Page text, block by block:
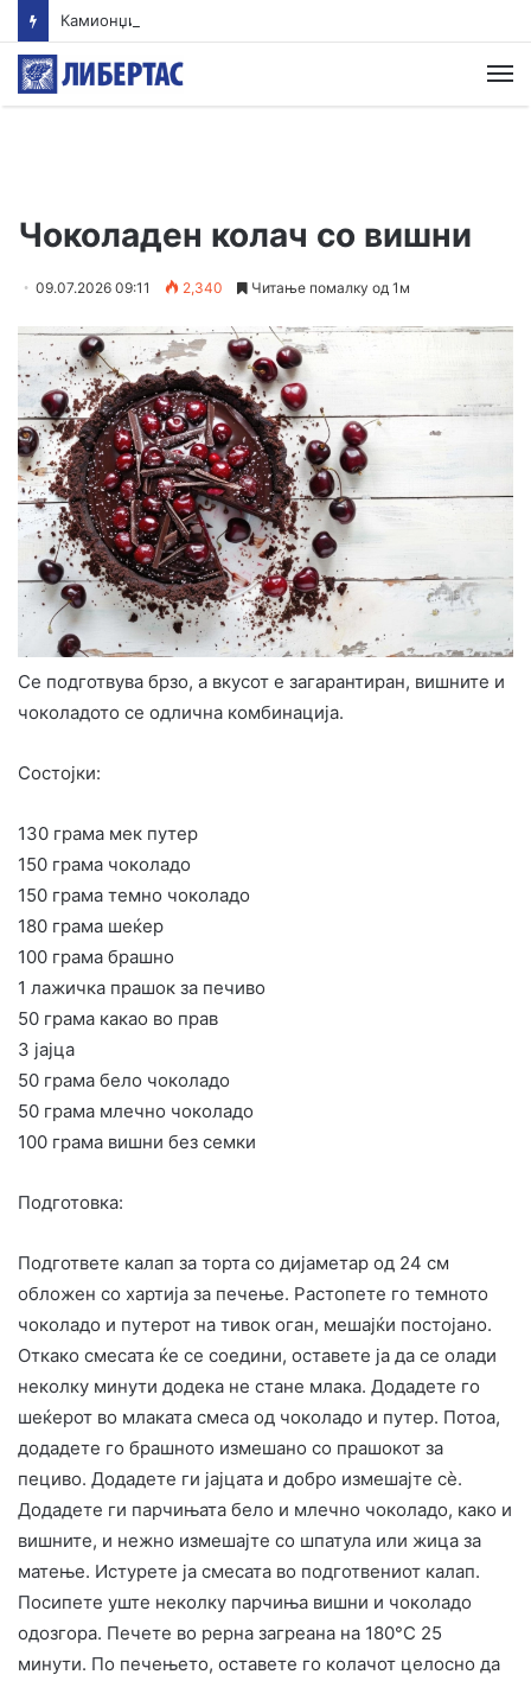
Чоколаден колач со вишни
09.07.2026 09:11 2,340 Читање помалку од 1м
Се подготвува брзо, а вкусот е загарантиран, вишните и
чоколадото се одлична комбинација.
Состојки:
130 грама мек путер
150 грама чоколадо
150 грама темно чоколадо
180 грама шеќер
100 грама брашно
1 лажичка прашок за печиво
50 грама какао во прав
3 јајца
50 грама бело чоколадо
50 грама млечно чоколадо
100 грама вишни без семки
Подготовка:
Подгответе калап за торта со дијаметар од 24 см
обложен со хартија за печење. Растопете го темното
чоколадо и путерот на тивок оган, мешајќи постојано.
Откако смесата ќе се соедини, оставете ја да се олади
неколку минути додека не стане млака. Додадете го
шеќерот во млаката смеса од чоколадо и путер. Потоа,
додадете го брашното измешано со прашокот за
пециво. Додадете ги јајцата и добро измешајте сè.
Додадете ги парчињата бело и млечно чоколадо, како и
вишните, и нежно измешајте со шпатула или жица за
матење. Истурете ја смесата во подготвениот калап.
Посипете уште неколку парчиња вишни и чоколадо
одозгора. Печете во рерна загреана на 180°C 25
минути. По печењето, оставете го колачот целосно да